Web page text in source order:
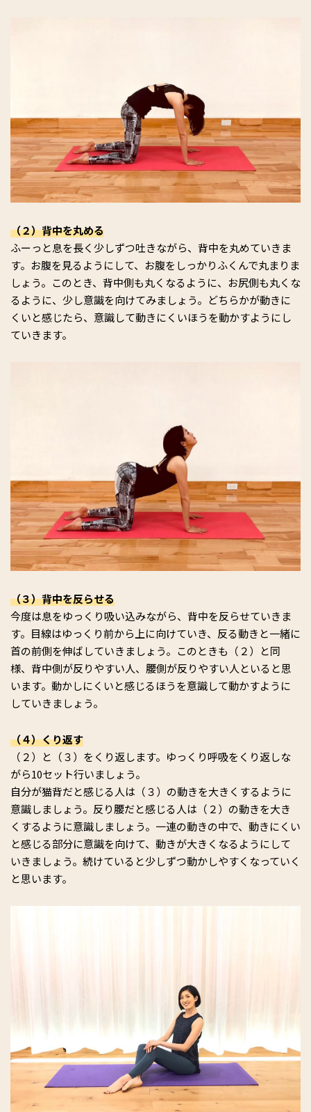
（２）背中を丸める
ふーっと息を長く少しずつ吐きながら、背中を丸めていきま
す。お腹を見るようにして、お腹をしっかりふくんで丸まりま
しょう。このとき、背中側も丸くなるように、お尻側も丸くな
るように、少し意識を向けてみましょう。どちらかが動きに
くいと感じたら、意識して動きにくいほうを動かすようにし
ていきます。
（３）背中を反らせる
今度は息をゆっくり吸い込みながら、背中を反らせていきま
す。目線はゆっくり前から上に向けていき、反る動きと一緒に
首の前側を伸ばしていきましょう。このときも（２）と同
様、背中側が反りやすい人、腰側が反りやすい人といると思
います。動かしにくいと感じるほうを意識して動かすように
していきましょう。
（４）くり返す
（２）と（３）をくり返します。ゆっくり呼吸をくり返しな
がら10セット行いましょう。
自分が猫背だと感じる人は（３）の動きを大きくするように
意識しましょう。反り腰だと感じる人は（２）の動きを大き
くするように意識しましょう。一連の動きの中で、動きにくい
と感じる部分に意識を向けて、動きが大きくなるようにして
いきましょう。続けていると少しずつ動かしやすくなっていく
と思います。